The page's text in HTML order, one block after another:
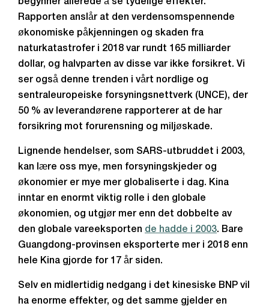
begynner allerede å se tydelige effekter.
Rapporten anslår at den verdensomspennende
økonomiske påkjenningen og skaden fra
naturkatastrofer i 2018 var rundt 165 milliarder
dollar, og halvparten av disse var ikke forsikret. Vi
ser også denne trenden i vårt nordlige og
sentraleuropeiske forsyningsnettverk (UNCE), der
50 % av leverandørene rapporterer at de har
forsikring mot forurensning og miljøskade.
Lignende hendelser, som SARS-utbruddet i 2003,
kan lære oss mye, men forsyningskjeder og
økonomier er mye mer globaliserte i dag. Kina
inntar en enormt viktig rolle i den globale
økonomien, og utgjør mer enn det dobbelte av
den globale vareeksporten de hadde i 2003. Bare
Guangdong-provinsen eksporterte mer i 2018 enn
hele Kina gjorde for 17 år siden.
Selv en midlertidig nedgang i det kinesiske BNP vil
ha enorme effekter, og det samme gjelder en